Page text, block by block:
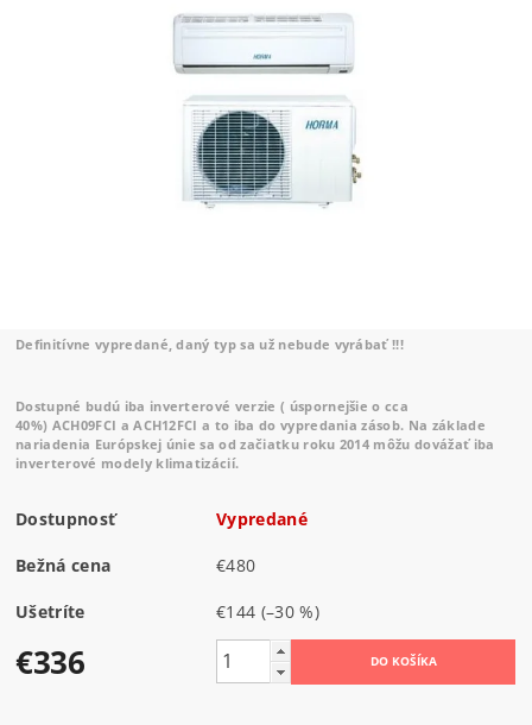
Definitívne vypredané, daný typ sa už nebude vyrábať !!!
Dostupné budú iba inverterové verzie ( úspornejšie o cca
40%) ACH09FCI aACH12FCI a to iba do vypredania zásob. Na základe
nariadenia Európskej únie sa od začiatku roku 2014 môžu dovážať iba
inverterové modely klimatizácií.
Dostupnosť Vypredané
Bežná cena €480
Ušetríte €144 (–30 %)
€336